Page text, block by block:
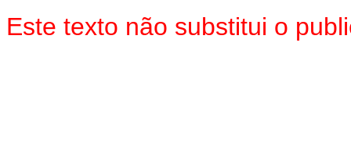
Este texto não substitui o